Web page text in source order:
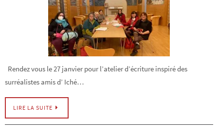
Rendez vous le 27 janvier pour l’atelier d’écriture inspiré des
surréalistes amis d’ Iché…
LIRE LA SUITE